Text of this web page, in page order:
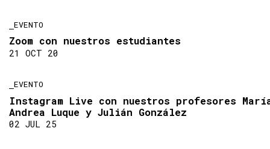
EVENTO
Zoom con nuestros estudiantes
21 OCT 20
EVENTO
Instagram Live con nuestros profesores
Andrea Luque y Julián González
02 JUL 25